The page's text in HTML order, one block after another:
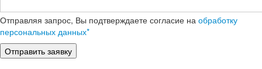
Отправляя запрос, Вы подтверждаете согласие на обработку
персональных данных*